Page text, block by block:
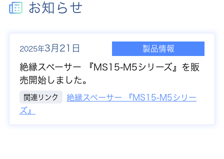
お知らせ
2025年3月21日 製品情報
絶縁スペーサー 『MS15-M5シリーズ』を販
売開始しました。
関連リンク
絶縁スペーサー 『MS15-M5シリー
ズ』